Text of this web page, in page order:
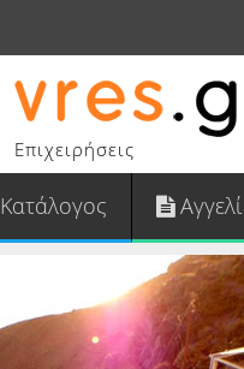
Επιχειρήσεις
Κατάλογος